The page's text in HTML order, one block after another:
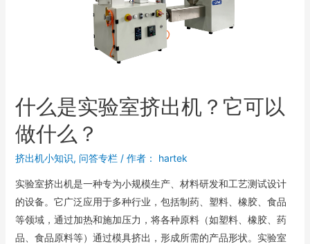
什么是实验室挤出机？它可以
做什么？
挤出机小知识, 问答专栏/ 作者： hartek
实验室挤出机是一种专为小规模生产、材料研发和工艺测试设计
的设备。它广泛应用于多种行业，包括制药、塑料、橡胶、食品
等领域，通过加热和施加压力，将各种原料（如塑料、橡胶、药
品、食品原料等）通过模具挤出，形成所需的产品形状。实验室